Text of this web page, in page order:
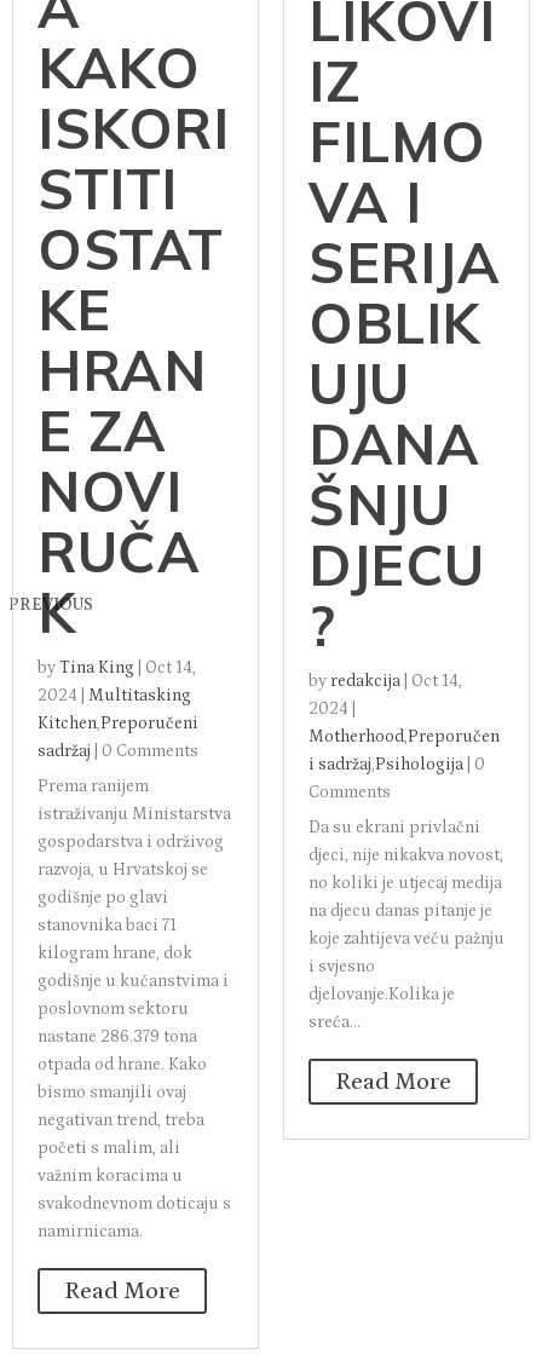
PREVIOUS
KAKO
ISKORI
STITI
OSTAT
KE
HRAN
E ZA
NOVI
RUČA
K
byTina King
Oct 14,
2024
Multitasking
Kitchen,Preporučeni
sadržaj
0 Comments
Prema ranijem
istraživanju Ministarstva
gospodarstva i održivog
razvoja, u Hrvatskoj se
godišnje po glavi
stanovnika baci 71
kilogram hrane, dok
godišnje u kućanstvima i
poslovnom sektoru
nastane 286.379 tona
otpada od hrane. Kako
bismo smanjili ovaj
negativan trend, treba
početi s malim, ali
važnim koracima u
svakodnevnom doticaju s
namirnicama.
Read More
LIKOVI
IZ
FILMO
VA I
SERIJA
OBLIK
UJU
DANA
ŠNJU
DJECU
?
by redakcija
Oct 14,
2024
Motherhood,Preporučen
i sadržaj,Psihologija
0
Comments
Da su ekrani privlačni
djeci, nije nikakva novost,
no koliki je utjecaj medija
na djecu danas pitanje je
koje zahtijeva veću pažnju
i svjesno
djelovanje.Kolika je
sreća...
Read More